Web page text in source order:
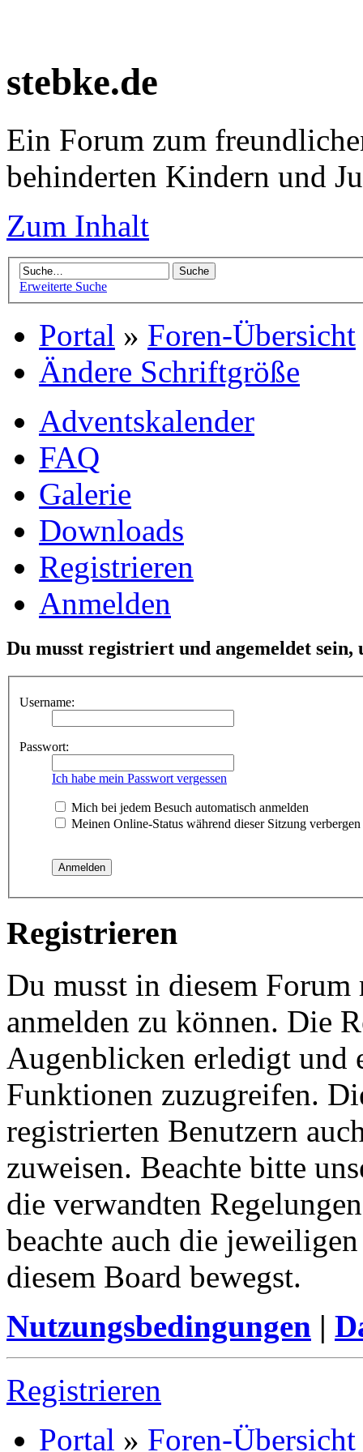
stebke.de
Ein Forum zum
behinderten Kindern und
Zum Inhalt
Erweiterte Suche
Portal » Foren-Übersicht
Ändere Schriftgröße
Adventskalender
FAQ
Galerie
Downloads
Registrieren
Anmelden
Du musst registriert und angemeldet
Username:
Passwort:
Ich habe mein Passwort vergessen
Mich bei jedem Besuch automatisch anmelden
Meinen Online-Status während dieser Sitzung verbergen
Registrieren
Du musst in diesem
anmelden zu können. Die
Augenblicken erledigt und
Funktionen zuzugreifen.
registrierten Benutzern
zuweisen. Beachte bitte
die verwandten
beachte auch die
diesem Board bewegst.
Nutzungsbedingungen |
Registrieren
Portal » Foren-Übersicht